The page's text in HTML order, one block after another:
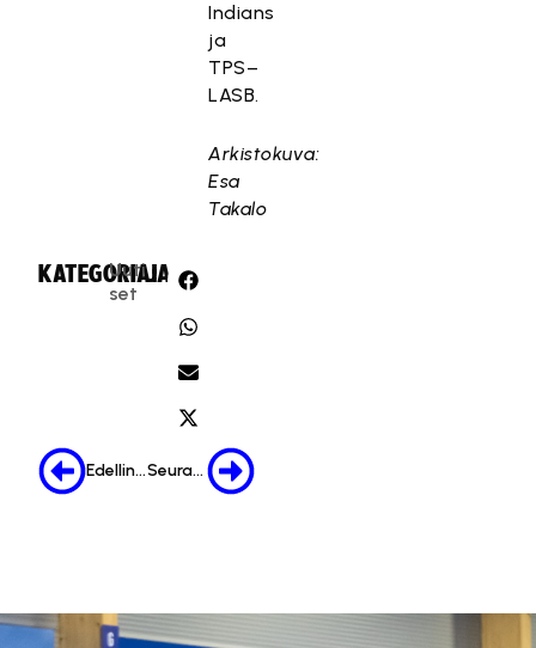
Indians
ja
TPS–
LASB.
Arkistokuva:
Esa
Takalo
KATEGORIA:
Uuti
set
JAA:
Edellinen Seuraava